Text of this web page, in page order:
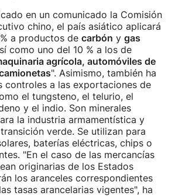
en un comunicado la Comisión
chino, el país asiático aplicará
a productos de carbón y gas
como uno del 10 % a los de
agrícola, automóviles de
". Asimismo, también ha
controles a las exportaciones de
el tungsteno, el telurio, el
y el indio. Son minerales
la industria armamentística y
verde. Se utilizan para
baterías eléctricas, chips o
"En el caso de las mercancías
originarias de los Estados
los aranceles correspondientes
tasas arancelarias vigentes", ha